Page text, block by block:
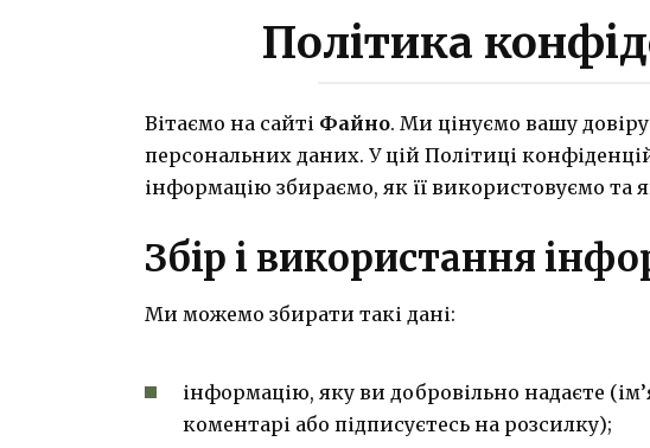
Політика
Вітаємо на сайті Файно. Ми цінуємо вашу
персональних даних. У цій Політиці
інформацію збираємо, як її використовуємо та
Збір і використання
Ми можемо збирати такі дані:
інформацію, яку ви добровільно надаєте
коментарі або підписуєтесь на розсилку);